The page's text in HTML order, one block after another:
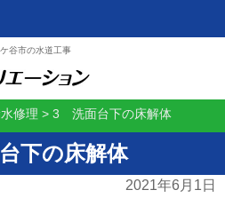
谷市の水道工事
修理 > 3 洗面台下の床解体
下の床解体
2021年6月1日